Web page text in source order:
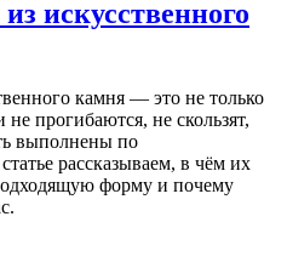
искусственного
камня — это не только
прогибаются, не скользят,
выполнены по
рассказываем, в чём их
форму и почему